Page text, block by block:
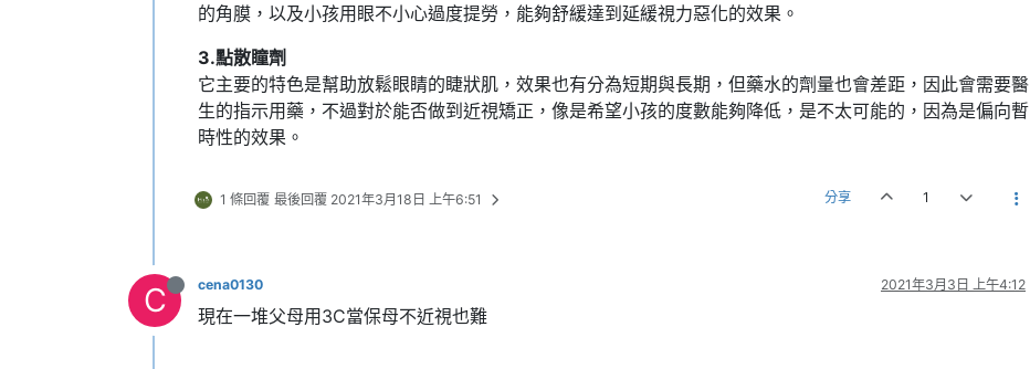
的角膜，以及小孩用眼不小心過度提勞，能夠舒緩達到延緩視力惡化的效果。
3.點散瞳劑
它主要的特色是幫助放鬆眼睛的睫狀肌，效果也有分為短期與長期，但藥水的劑量也會差距，因此會需要醫
生的指示用藥，不過對於能否做到近視矯正，像是希望小孩的度數能夠降低，是不太可能的，因為是偏向暫
時性的效果。
1 條回覆 最後回覆 2021年3月18日 上午6:51 分享 1
C cena0130 2021年3月3日 上午4:12
現在一堆父母用3C當保母不近視也難